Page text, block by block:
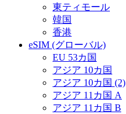
東ティモール
韓国
香港
eSIM (グローバル)
EU 53カ国
アジア 10カ国
アジア 10カ国 (2)
アジア 11カ国 A
アジア 11カ国 B